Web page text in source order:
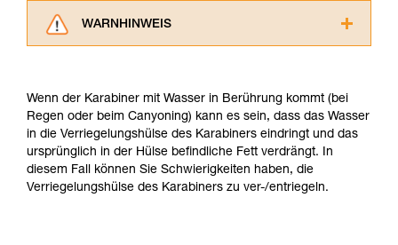
WARNHINWEIS
aufmerksam durch, bevor Sie diesen zu Rate
ziehen. Um diese Zusatzinformationen
verstehen zu können, müssen Sie zuerst die in
der Gebrauchsanweisung enthaltenen
Informationen richtig verstanden haben.
Die Beherrschung dieser Techniken setzt eine
Wenn der Karabiner mit Wasser in Berührung kommt (bei
Regen oder beim Canyoning) kann es sein, dass das Wasser
in die Verriegelungshülse des Karabiners eindringt und das
ursprünglich in der Hülse befindliche Fett verdrängt. In
diesem Fall können Sie Schwierigkeiten haben, die
Verriegelungshülse des Karabiners zu ver-/entriegeln.